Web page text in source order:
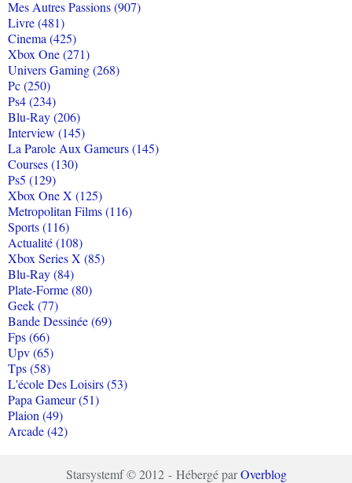
Mes Autres Passions (907)
Livre (481)
Cinema (425)
Xbox One (271)
Univers Gaming (268)
Pc (250)
Ps4 (234)
Blu-Ray (206)
Interview (145)
La Parole Aux Gameurs (145)
Courses (130)
Ps5 (129)
Xbox One X (125)
Metropolitan Films (116)
Sports (116)
Actualité (108)
Xbox Series X (85)
Blu-Ray (84)
Plate-Forme (80)
Geek (77)
Bande Dessinée (69)
Fps (66)
Upv (65)
Tps (58)
L'école Des Loisirs (53)
Papa Gameur (51)
Plaion (49)
Arcade (42)
Starsystemf © 2012 - Hébergé parOverblog